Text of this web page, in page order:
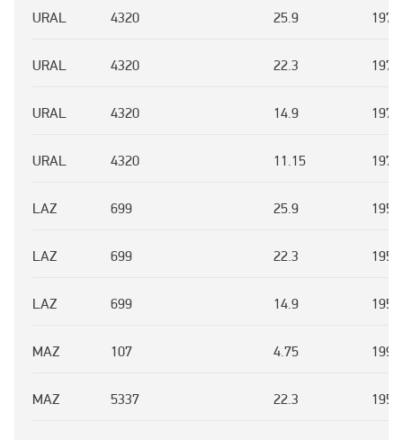
URAL 4320 25.9
URAL 4320 22.3
URAL 4320 14.9
URAL 4320 11.15
LAZ 699 25.9
LAZ 699 22.3
LAZ 699 14.9
MAZ 107 4.75
MAZ 5337 22.3